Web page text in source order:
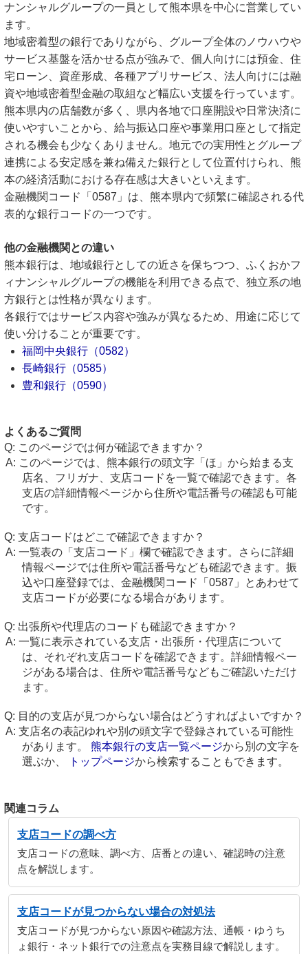
ナンシャルグループの一員として熊本県を中心に営業してい
ます。
地域密着型の銀行でありながら、グループ全体のノウハウや
サービス基盤を活かせる点が強みで、個人向けには預金、住
宅ローン、資産形成、各種アプリサービス、法人向けには融
資や地域密着型金融の取組など幅広い支援を行っています。
熊本県内の店舗数が多く、県内各地で口座開設や日常決済に
使いやすいことから、給与振込口座や事業用口座として指定
される機会も少なくありません。地元での実用性とグループ
連携による安定感を兼ね備えた銀行として位置付けられ、熊
本の経済活動における存在感は大きいといえます。
金融機関コード「0587」は、熊本県内で頻繁に確認される代
表的な銀行コードの一つです。
他の金融機関との違い
熊本銀行は、地域銀行としての近さを保ちつつ、ふくおかフ
ィナンシャルグループの機能を利用できる点で、独立系の地
方銀行とは性格が異なります。
各銀行ではサービス内容や強みが異なるため、用途に応じて
使い分けることが重要です。
福岡中央銀行（0582）
長崎銀行（0585）
豊和銀行（0590）
よくあるご質問
このページでは何が確認できますか？
このページでは、熊本銀行の頭文字「ほ」から始まる支
店名、フリガナ、支店コードを一覧で確認できます。各
支店の詳細情報ページから住所や電話番号の確認も可能
です。
支店コードはどこで確認できますか？
一覧表の「支店コード」欄で確認できます。さらに詳細
情報ページでは住所や電話番号なども確認できます。振
込や口座登録では、金融機関コード「0587」とあわせて
支店コードが必要になる場合があります。
出張所や代理店のコードも確認できますか？
一覧に表示されている支店・出張所・代理店について
は、それぞれ支店コードを確認できます。詳細情報ペー
ジがある場合は、住所や電話番号などもご確認いただけ
ます。
目的の支店が見つからない場合はどうすればよいですか？
支店名の表記ゆれや別の頭文字で登録されている可能性
があります。 熊本銀行の支店一覧ページから別の文字を
選ぶか、
トップページから検索することもできます。
関連コラム
支店コードの調べ方
支店コードの意味、調べ方、店番との違い、確認時の注意
点を解説します。
支店コードが見つからない場合の対処法
支店コードが見つからない原因や確認方法、通帳・ゆうち
ょ銀行・ネット銀行での注意点を実務目線で解説します。